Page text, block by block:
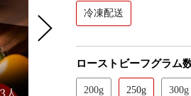
冷凍配送
ローストビーフグラム
200g 250g 300g